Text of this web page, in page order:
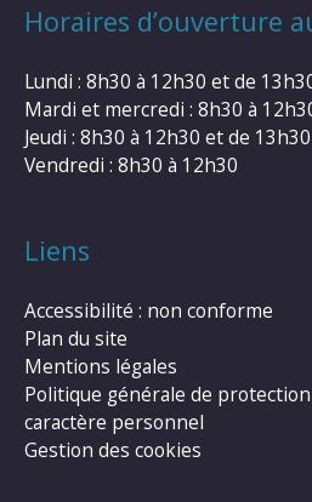
Horaires d’ouverture
Lundi : 8h30 à 12h30 et de
Mardi et mercredi : 8h30 à
Jeudi : 8h30 à 12h30 et de
Vendredi : 8h30 à 12h30
Liens
Accessibilité : non conforme
Plan du site
Mentions légales
Politique générale de
caractère personnel
Gestion des cookies